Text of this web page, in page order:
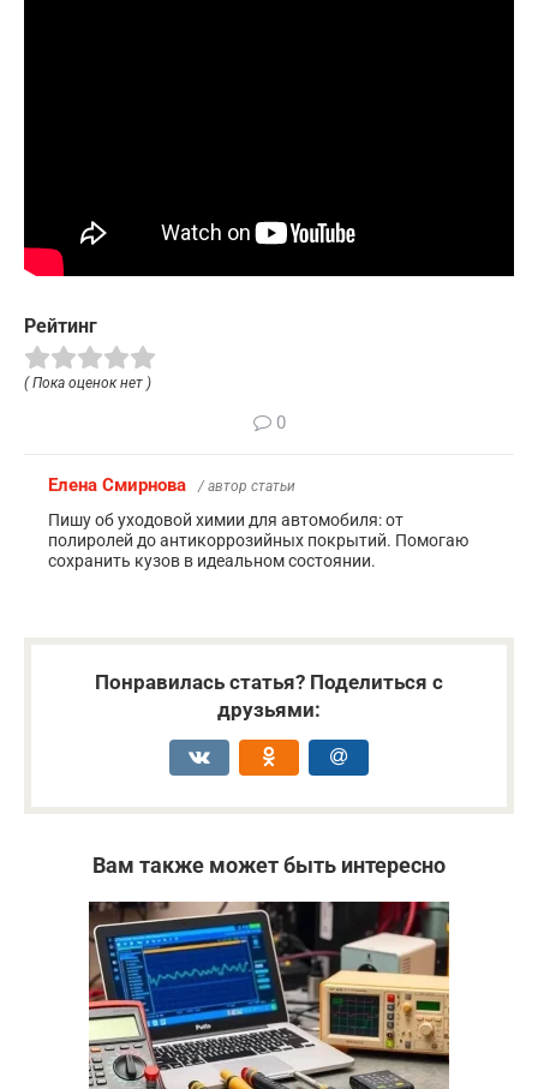
Рейтинг
( Пока оценок нет )
0
Елена Смирнова / автор статьи
Пишу об уходовой химии для автомобиля: от
полиролей до антикоррозийных покрытий. Помогаю
сохранить кузов в идеальном состоянии.
Понравилась статья? Поделиться с
друзьями:
Вам также может быть интересно